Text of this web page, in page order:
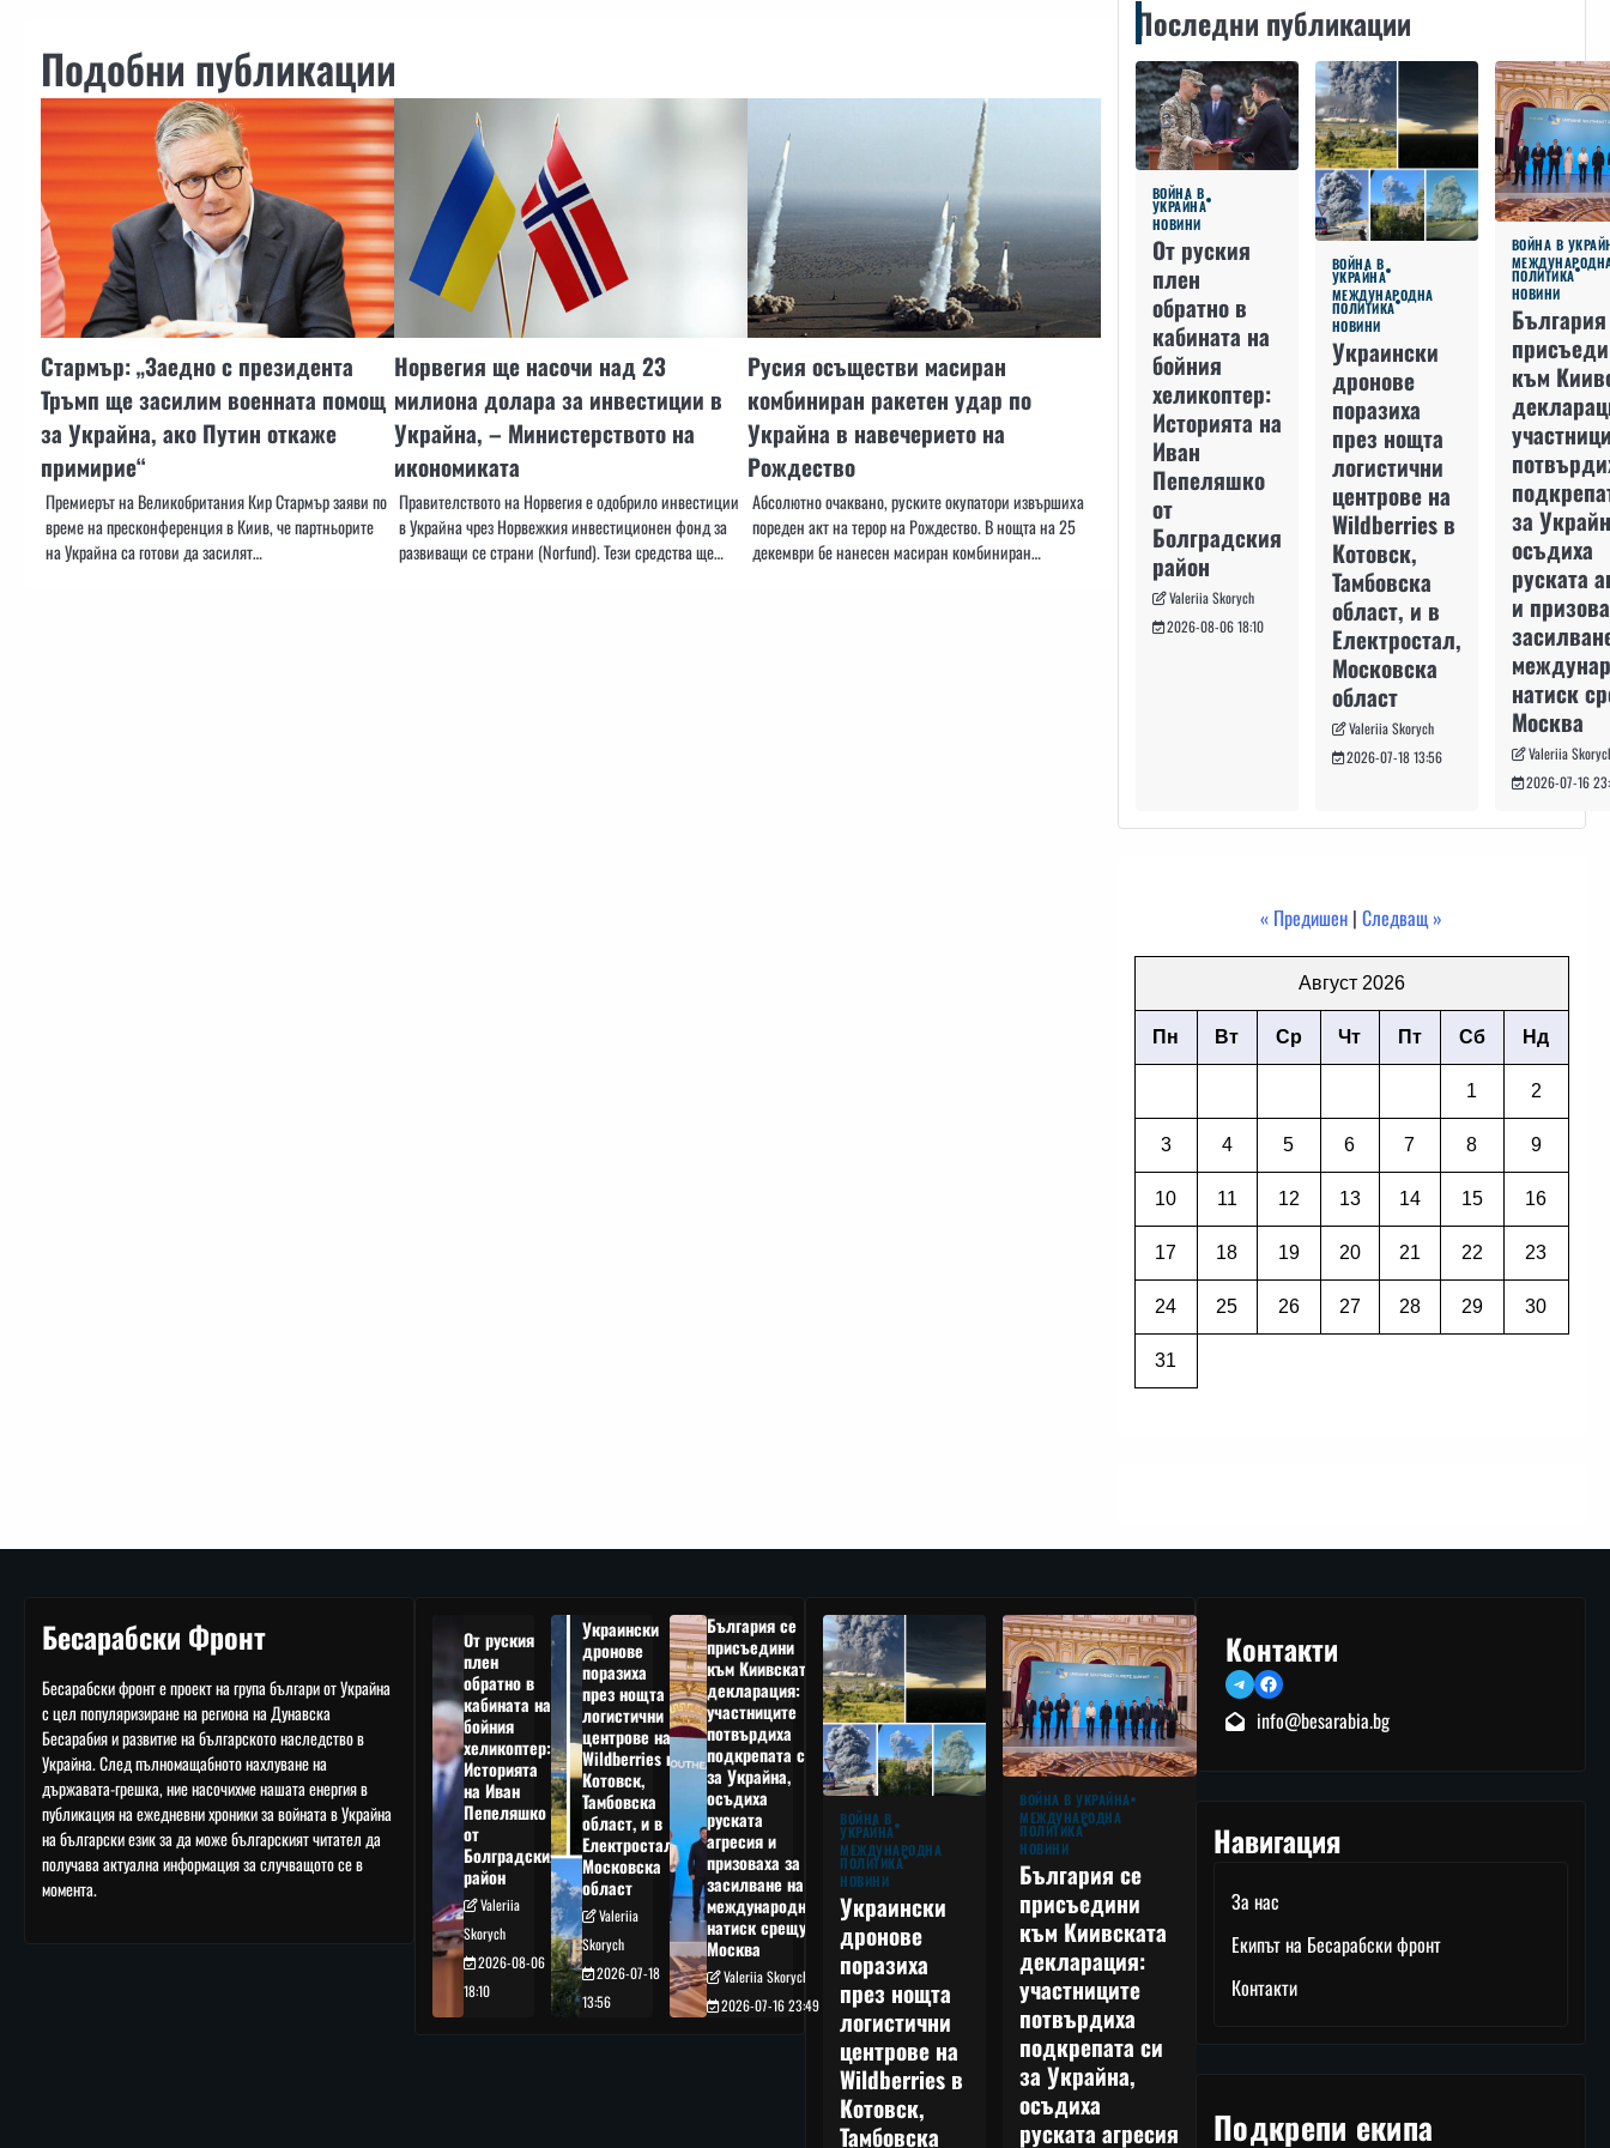
Подобни публикации
Стармър: „Заедно с президента
Тръмп ще засилим военната помощ
за Украйна, ако Путин откаже
примирие“
Премиерът на Великобритания Кир Стармър заяви по
време на пресконференция в Киив, че партньорите
на Украйна са готови да засилят…
Норвегия ще насочи над 23
милиона долара за инвестиции в
Украйна, – Министерството на
икономиката
Правителството на Норвегия е одобрило инвестиции
в Украйна чрез Норвежкия инвестиционен фонд за
развиващи се страни (Norfund). Тези средства ще…
Русия осъществи масиран
комбиниран ракетен удар по
Украйна в навечерието на
Рождество
Абсолютно очаквано, руските окупатори извършиха
пореден акт на терор на Рождество. В нощта на 25
декември бе нанесен масиран комбиниран…
Последни публикации
ВОЙНА В
УКРАЙНА
НОВИНИ
От руския
плен
обратно в
кабината на
бойния
хеликоптер:
Историята на
Иван
Пепеляшко
от
Болградския
район
Valeriia Skorych
2026-08-06 18:10
ВОЙНА В
УКРАЙНА
МЕЖДУНАРОДНА
ПОЛИТИКА
НОВИНИ
Украински
дронове
поразиха
през нощта
логистични
центрове на
Wildberries в
Котовск,
Тамбовска
област, и в
Електростал,
Московска
област
Valeriia Skorych
2026-07-18 13:56
ВОЙНА В
ПОЛИТИКА
НОВИНИ
към
за
осъдиха
руската
и
натиск
Москва
Valeriia
2026-07-16
« Предишен |Следващ »
Август 2026
Пн Вт Ср Чт Пт Сб Нд
1 2
3 4 5 6 7 8 9
10 11 12 13 14 15 16
17 18 19 20 21 22 23
24 25 26 27 28 29 30
31
Бесарабски Фронт
Бесарабски фронт е проект на група българи от Украйна
с цел популяризиране на региона на Дунавска
Бесарабия и развитие на българското наследство в
Украйна. След пълномащабното нахлуване на
държавата-грешка, ние насочихме нашата енергия в
публикация на ежедневни хроники за войната в Украйна
на български език за да може българският читател да
получава актуална информация за случващото се в
момента.
От руския
плен
обратно в
кабината на
бойния
хеликоптер:
Историята
на Иван
Пепеляшко
от
Болградския
район
Valeriia
Skorych
2026-08-06
18:10
Украински
дронове
поразиха
през нощта
логистични
центрове на
Wildberries в
Котовск,
Тамбовска
област, и в
Електростал,
Московска
област
Valeriia
Skorych
2026-07-18
13:56
България се
присъедини
към Киивската
декларация:
участниците
потвърдиха
подкрепата си
за Украйна,
осъдиха
руската
агресия и
призоваха за
засилване на
международния
натиск срещу
Москва
Valeriia Skorych
2026-07-16 23:49
ВОЙНА В
УКРАЙНА
МЕЖДУНАРОДНА
ПОЛИТИКА
НОВИНИ
Украински
дронове
поразиха
през нощта
логистични
центрове на
Wildberries в
Котовск,
Тамбовска
ВОЙНА В УКРАЙНА
МЕЖДУНАРОДНА
ПОЛИТИКА
НОВИНИ
България се
присъедини
към Киивската
декларация:
участниците
потвърдиха
подкрепата си
за Украйна,
осъдиха
руската агресия
Контакти
TelegramFacebook
info@besarabia.bg
Навигация
За нас
Екипът на Бесарабски фронт
Контакти
Подкрепи екипа